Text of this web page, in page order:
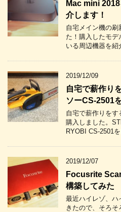
Mac mini
介します！
自宅メイン機の刷
た！購入したモデ
いる周辺機器を紹
2019/12/09
自宅で薪作り
ソーCS-2501
自宅で薪作りをす
購入しました。
RYOBI CS-2501
2019/12/07
Focusrite
構築してみた
最近ハイレゾ、
きたので、そろそ